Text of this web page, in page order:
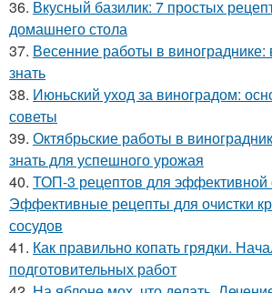
36. Вкусный базилик: 7 простых
домашнего стола
37. Весенние работы в винограднике:
знать
38. Июньский уход за виноградом:
советы
39. Октябрьские работы в
знать для успешного урожая
40. ТОП-3 рецептов для эффективной
Эффективные рецепты для очистки
сосудов
41. Как правильно копать грядки.
подготовительных работ